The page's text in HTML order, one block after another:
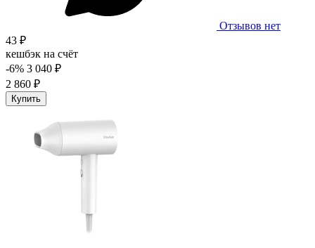
Отзывов нет
43 ₽
кешбэк на счёт
-6% 3 040 ₽
2 860 ₽
Купить